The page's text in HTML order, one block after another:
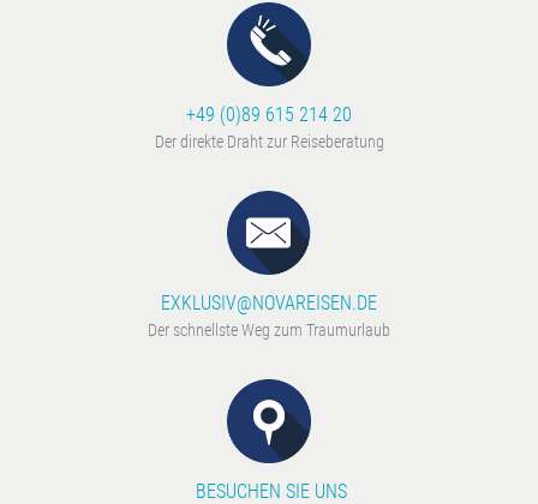
+49 (0)89 615 214 20
Der direkte Draht zur Reiseberatung
EXKLUSIV@NOVAREISEN.DE
Der schnellste Weg zum Traumurlaub
BESUCHEN SIE UNS